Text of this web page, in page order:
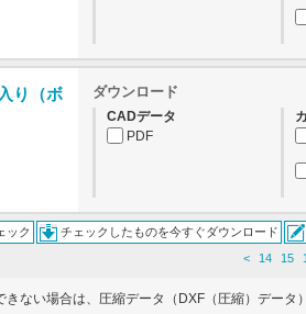
り（ボ
ダウンロード
CADデータ
PDF
ック チェックしたものを今すぐダウンロード
<
14 15
ない場合は、圧縮データ（DXF（圧縮）データ